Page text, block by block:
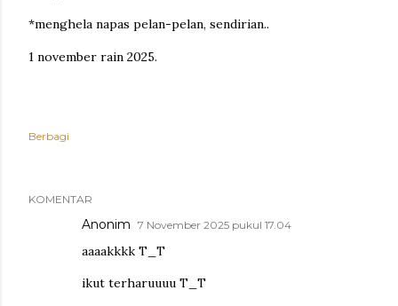
*menghela napas pelan-pelan, sendirian..
1 november rain 2025.
Berbagi
KOMENTAR
Anonim 7 November 2025 pukul 17.04
aaaakkkk T_T
ikut terharuuuu T_T